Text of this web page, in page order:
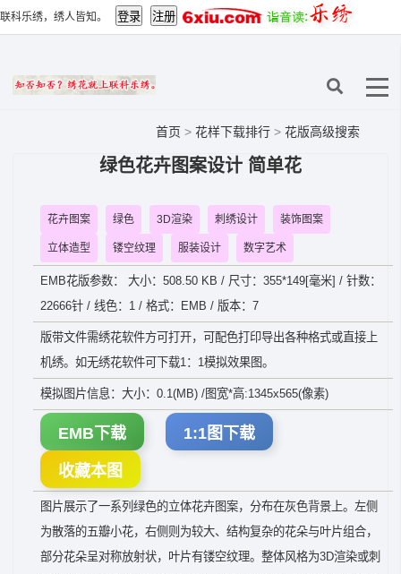
联科乐绣，绣人皆知。
首页 > 花样下载排行 > 花版高级搜索
绿色花卉图案设计 简单花
花卉图案 绿色 3D渲染 刺绣设计 装饰图案
立体造型 镂空纹理 服装设计 数字艺术
EMB花版参数： 大小：508.50 KB / 尺寸：355*149[毫米] / 针数：
22666针 / 线色：1 / 格式：EMB / 版本：7
版带文件需绣花软件方可打开，可配色打印导出各种格式或直接上
机绣。如无绣花软件可下载1：1模拟效果图。
模拟图片信息：大小：0.1(MB) /图宽*高:1345x565(像素)
EMB下载 1:1图下载
收藏本图
图片展示了一系列绿色的立体花卉图案，分布在灰色背景上。左侧
为散落的五瓣小花，右侧则为较大、结构复杂的花朵与叶片组合，
部分花朵呈对称放射状，叶片有镂空纹理。整体风格为3D渲染或刺